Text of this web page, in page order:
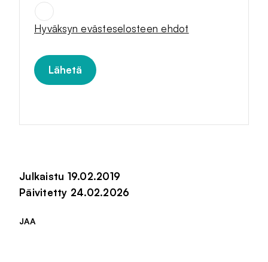
SUOSTUMUKSET
Hyväksyn evästeselosteen ehdot
Julkaistu 19.02.2019
Päivitetty 24.02.2026
JAA